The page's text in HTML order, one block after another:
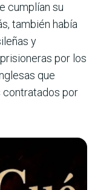
cumplían su
también había
y
por los
que
contratados por